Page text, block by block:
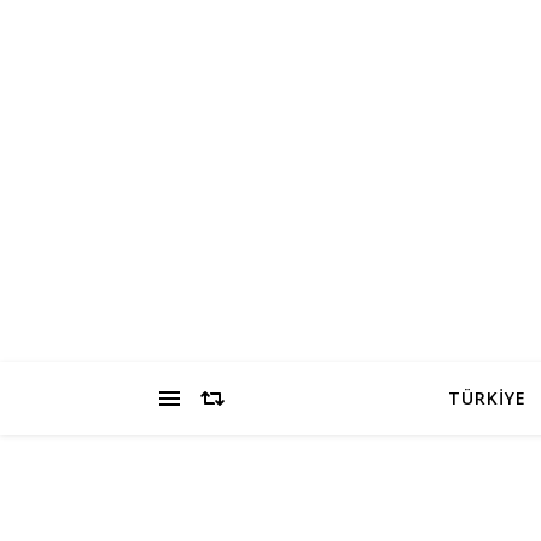
TÜRKİYE